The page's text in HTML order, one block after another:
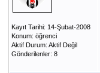
Kayıt Tarihi: 14-Şubat-2008
Konum: öğrenci
Aktif Durum: Aktif Değil
Gönderilenler: 8